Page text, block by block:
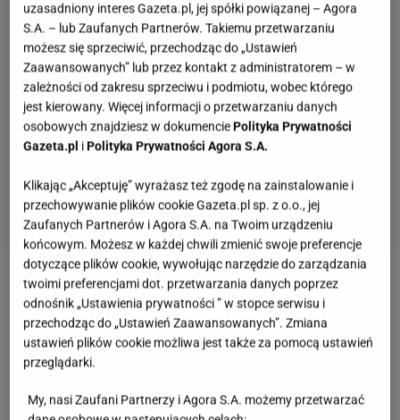
Zobacz wideoRozpieść swojego pupila bez
wydawania pieniędzy
Więcej podobnych artykułów przeczytasz na stronie
głównejGazeta.pl.
uzasadniony interes Gazeta.pl, jej spółki powiązanej – Agora
S.A. – lub Zaufanych Partnerów. Takiemu przetwarzaniu
możesz się sprzeciwić, przechodząc do „Ustawień
Zaawansowanych” lub przez kontakt z administratorem – w
zależności od zakresu sprzeciwu i podmiotu, wobec którego
jest kierowany. Więcej informacji o przetwarzaniu danych
osobowych znajdziesz w dokumenciePolityka Prywatności
Gazeta.pl iPolityka Prywatności Agora S.A.
Klikając „Akceptuję” wyrażasz też zgodę na zainstalowanie i
przechowywanie plików cookie Gazeta.pl sp. z o.o., jej
Zaufanych Partnerów i Agora S.A. na Twoim urządzeniu
końcowym. Możesz w każdej chwili zmienić swoje preferencje
dotyczące plików cookie, wywołując narzędzie do zarządzania
twoimi preferencjami dot. przetwarzania danych poprzez
odnośnik „Ustawienia prywatności ” w stopce serwisu i
przechodząc do „Ustawień Zaawansowanych”. Zmiana
ustawień plików cookie możliwa jest także za pomocą ustawień
przeglądarki.
My, nasi Zaufani Partnerzy i Agora S.A. możemy przetwarzać